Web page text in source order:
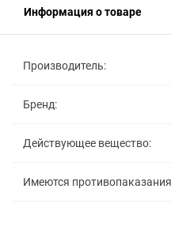
Информация о товаре
Производитель:
Бренд:
Действующее вещество:
Имеются